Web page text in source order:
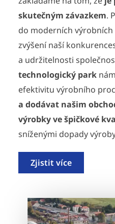
skutečným závazkem.
do moderních
zvýšení naší
a udržitelnosti
technologický park
efektivitu výrobního
a dodávat našim
výrobky ve špičkové
sníženými dopady
Zjistit více